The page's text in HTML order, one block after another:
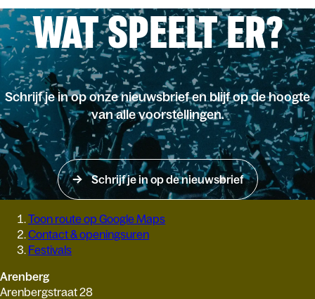
WAT SPEELT ER?
Schrijf je in op onze nieuwsbrief en blijf op de hoogte
van alle voorstellingen.
Schrijf je in op de nieuwsbrief
Toon route op Google Maps
Contact & openingsuren
Festivals
Arenberg
Arenbergstraat 28